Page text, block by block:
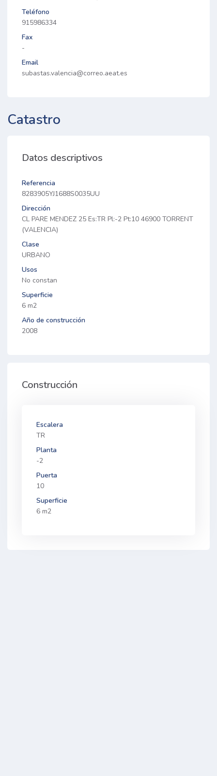
Teléfono
915986334
Fax
-
Email
subastas.valencia@correo.aeat.es
Catastro
Datos descriptivos
Referencia
8283905YJ1688S0035UU
Dirección
CL PARE MENDEZ 25 Es:TR Pl:-2 Pt:10 46900 TORRENT
(VALENCIA)
Clase
URBANO
Usos
No constan
Superficie
6 m2
Año de construcción
2008
Construcción
Escalera
TR
Planta
-2
Puerta
10
Superficie
6 m2